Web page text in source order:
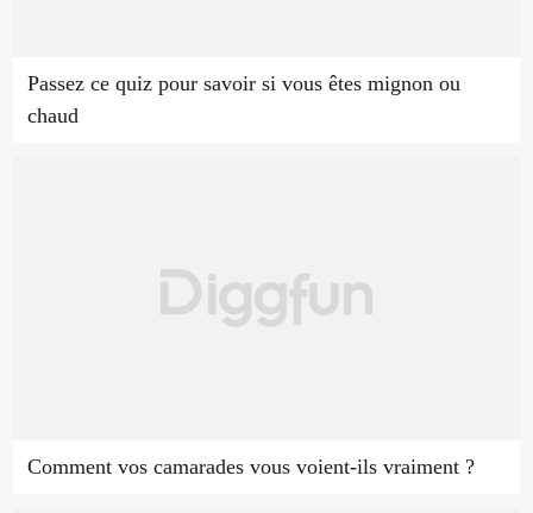
Passez ce quiz pour savoir si vous êtes mignon ou
chaud
Comment vos camarades vous voient-ils vraiment ?